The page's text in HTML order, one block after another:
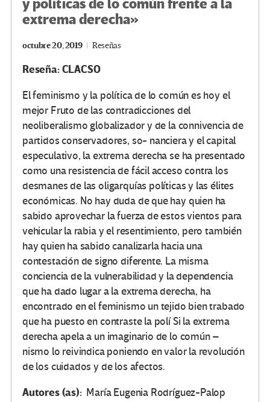
y políticas de lo común frente a la
extrema derecha»
octubre 20, 2019 Reseñas
Reseña: CLACSO
El feminismo y la política de lo común es hoy el
mejor Fruto de las contradicciones del
neoliberalismo globalizador y de la connivencia de
partidos conservadores, so- nanciera y el capital
especulativo, la extrema derecha se ha presentado
como una resistencia de fácil acceso contra los
desmanes de las oligarquías políticas y las élites
económicas. No hay duda de que hay quien ha
sabido aprovechar la fuerza de estos vientos para
vehicular la rabia y el resentimiento, pero también
hay quien ha sabido canalizarla hacia una
contestación de signo diferente. La misma
conciencia de la vulnerabilidad y la dependencia
que ha dado lugar a la extrema derecha, ha
encontrado en el feminismo un tejido bien trabado
que ha puesto en contraste la polí Si la extrema
derecha apela a un imaginario de lo común –
nismo lo reivindica poniendo en valor la revolución
de los cuidados y de los afectos.
Autores (as): María Eugenia Rodríguez-Palop